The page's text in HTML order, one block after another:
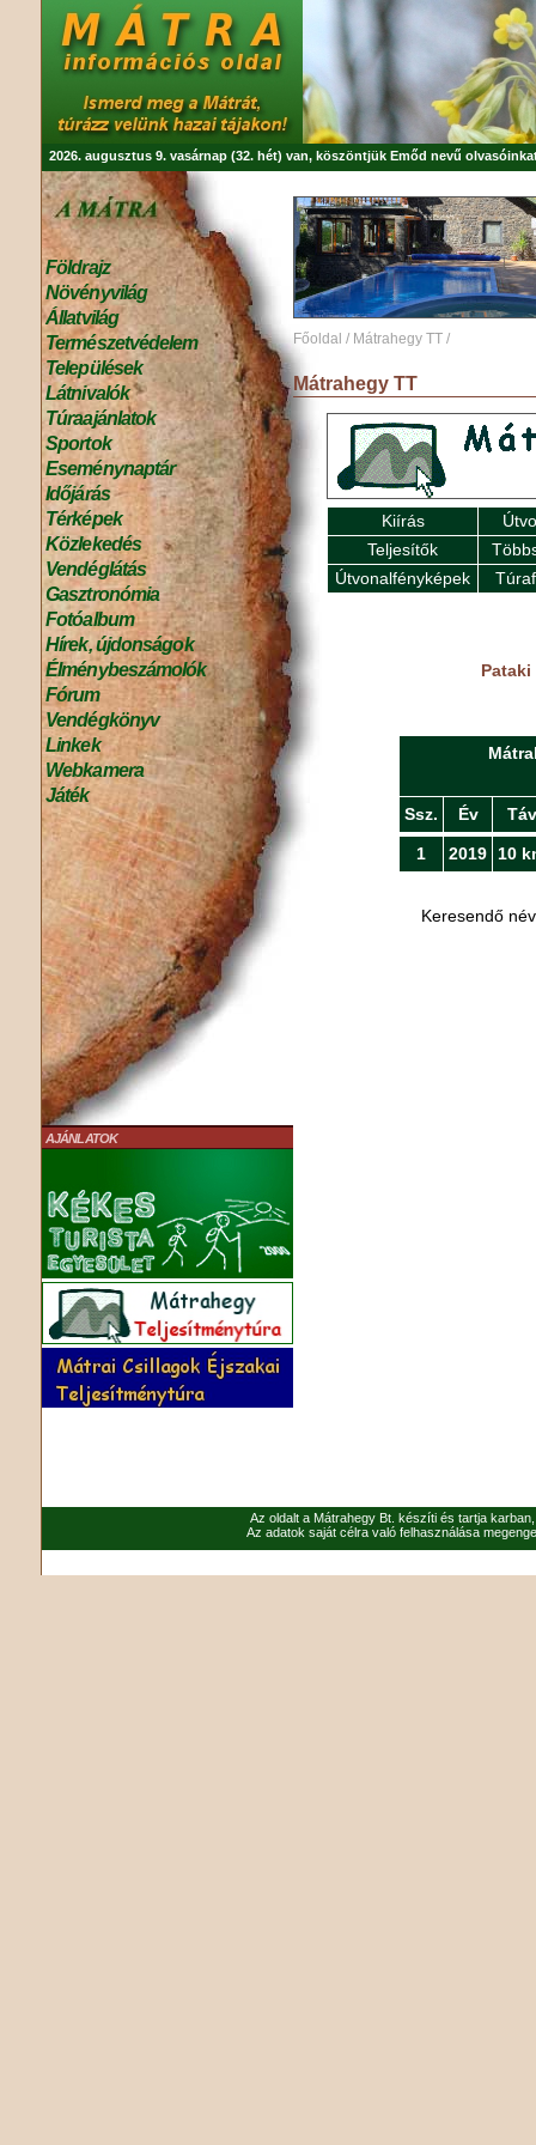
2026. augusztus 9. vasárnap (32. hét) van, köszöntjük Emőd nevű
Földrajz
Növényvilág
Állatvilág
Természetvédelem
Települések
Látnivalók
Túraajánlatok
Sportok
Eseménynaptár
Időjárás
Térképek
Közlekedés
Vendéglátás
Gasztronómia
Fotóalbum
Hírek, újdonságok
Élménybeszámolók
Fórum
Vendégkönyv
Linkek
Webkamera
Játék
AJÁNLATOK
Főoldal / Mátrahegy TT /
Mátrahegy TT
Kiírás
Teljesítők
Útvonalfényképek
Pataki
Ssz. Év Táv
1 2019 10
Keresendő
Az oldalt a Mátrahegy Bt. készíti és tartja
Az adatok saját célra való felhasználása